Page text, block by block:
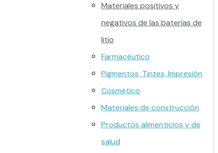
Materiales positivos y
negativos de las baterías de
litio
Farmacéutico
Pigmentos, Tintes, Impresión
Cosmético
Materiales de construcción
Productos alimenticios y de
salud